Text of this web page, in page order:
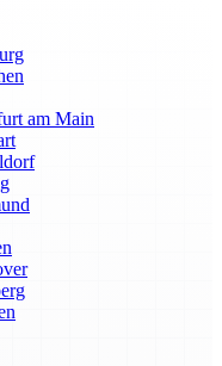
am Main